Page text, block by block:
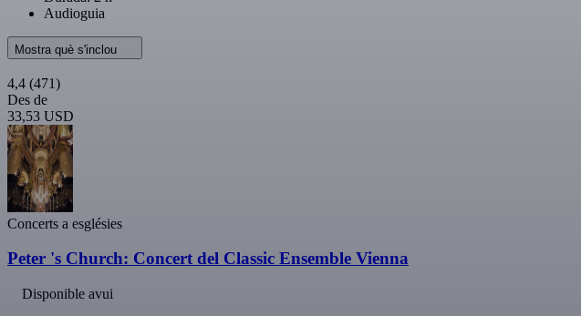
Audioguia
Mostra què s'inclou
4,4 (471)
Des de
33,53 USD
Concerts a esglésies
Peter 's Church: Concert del Classic Ensemble Vienna
Disponible avui